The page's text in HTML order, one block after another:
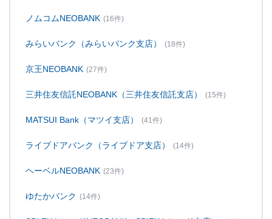
ノムコムNEOBANK (16件)
みらいバンク（みらいバンク支店） (18件)
京王NEOBANK (27件)
三井住友信託NEOBANK（三井住友信託支店） (15件)
MATSUI Bank（マツイ支店） (41件)
ライブドアバンク（ライブドア支店） (14件)
ヘーベルNEOBANK (23件)
ゆたかバンク (14件)